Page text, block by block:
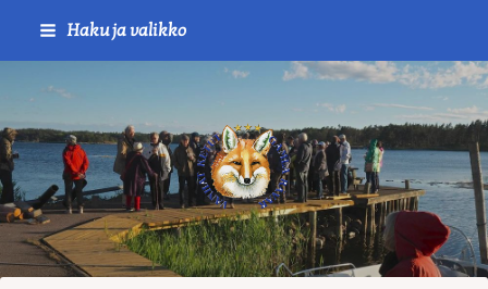
Siirry Haku ja valikko
Journalistiliitto / RTTL/